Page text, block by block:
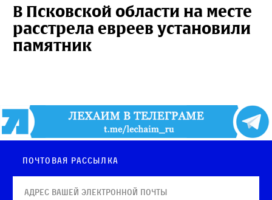
В Псковской области на месте
расстрела евреев установили
памятник
Почтовая рассылка